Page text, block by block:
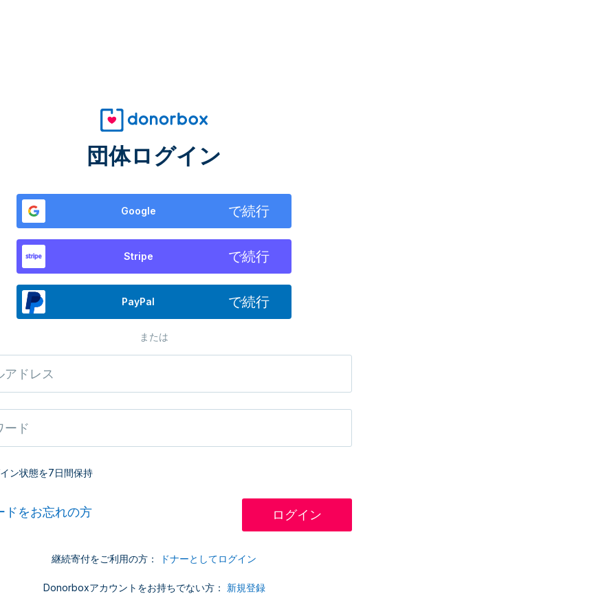
団体ログイン
Google で続行
Stripe で続行
PayPal で続行
または
ン状態を7日間保持
ドをお忘れの方
継続寄付をご利用の方： ドナーとしてログイン
Donorboxアカウントをお持ちでない方： 新規登録